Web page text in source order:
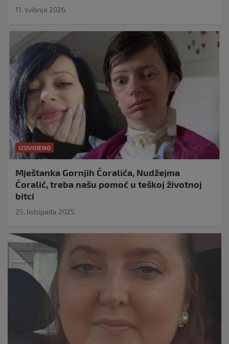
11. svibnja 2026.
IZDVOJENO
Mještanka Gornjih Ćoralića, Nudžejma
Ćoralić, treba našu pomoć u teškoj životnoj
bitci
25. listopada 2025.